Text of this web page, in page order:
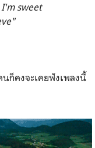
sweet
ก็คงจะเคยฟังเพลงนี้